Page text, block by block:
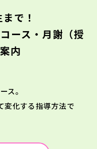
で！
ース・月謝（授
内
ス。
変化する指導方法で